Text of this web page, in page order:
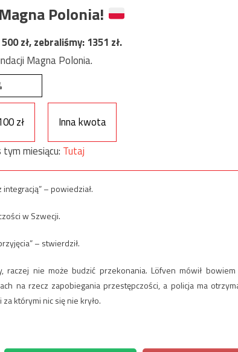
Polonia!
zł, zebraliśmy:1351 zł.
Magna Polonia.
zł
Inna kwota
miesiącu: Tutaj
– powiedział.
w Szwecji.
– stwierdził.
raczej nie może budzić przekonania. Löfven mówił
na rzecz zapobiegania przestępczości, a policja ma
którymi nic się nie kryło.